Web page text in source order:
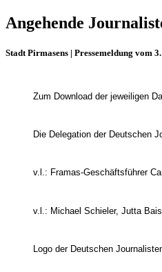
Angehende
Stadt Pirmasens | Pressemeldung vom
Zum Download der jeweiligen
Die Delegation der Deutschen
v.l.: Framas-Geschäftsführer
v.l.: Michael Schieler, Jutta
Logo der Deutschen